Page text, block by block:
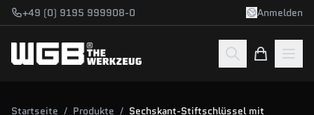
Zum Hauptinhalt springen
+49 (0) 9195 999908-0 Anmelden
Startseite / Produkte / Sechskant-Stiftschlüssel mit